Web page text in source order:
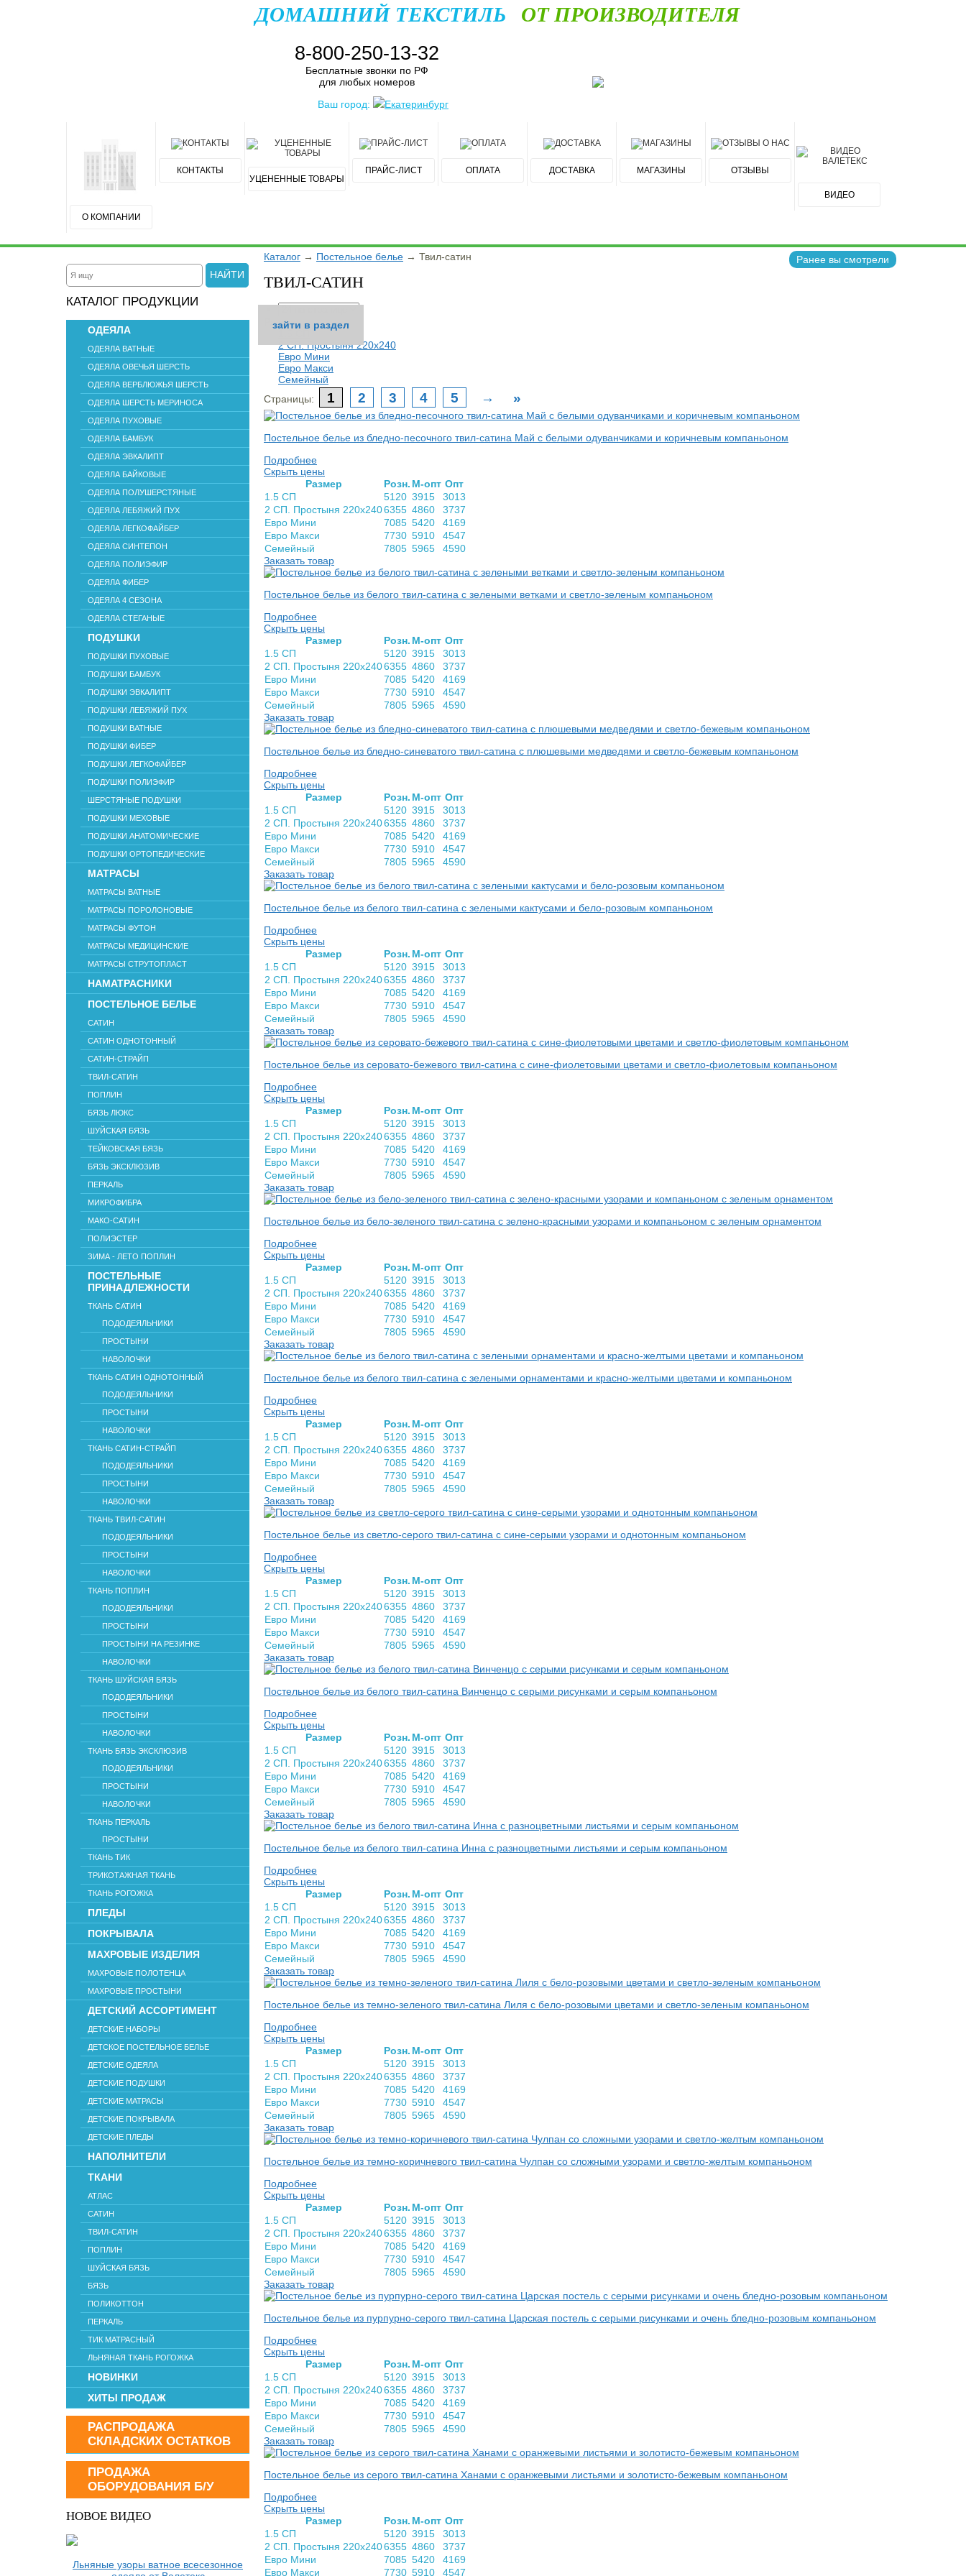
ДОМАШНИЙ ТЕКСТИЛЬ ОТ ПРОИЗВОДИТЕЛЯ
8-800-250-13-32
Бесплатные звонки по РФ
для любых номеров
Ваш город:
Екатеринбург
О КОМПАНИИ
КОНТАКТЫ
УЦЕНЕННЫЕ ТОВАРЫ
ПРАЙС-ЛИСТ ОПЛАТА ДОСТАВКА МАГАЗИНЫ ОТЗЫВЫ
ВИДЕО
НАЙТИ
КАТАЛОГ ПРОДУКЦИИ
ОДЕЯЛА
ОДЕЯЛА ВАТНЫЕ
ОДЕЯЛА ОВЕЧЬЯ ШЕРСТЬ
ОДЕЯЛА ВЕРБЛЮЖЬЯ ШЕРСТЬ
ОДЕЯЛА ШЕРСТЬ МЕРИНОСА
ОДЕЯЛА ПУХОВЫЕ
ОДЕЯЛА БАМБУК
ОДЕЯЛА ЭВКАЛИПТ
ОДЕЯЛА БАЙКОВЫЕ
ОДЕЯЛА ПОЛУШЕРСТЯНЫЕ
ОДЕЯЛА ЛЕБЯЖИЙ ПУХ
ОДЕЯЛА ЛЕГКОФАЙБЕР
ОДЕЯЛА СИНТЕПОН
ОДЕЯЛА ПОЛИЭФИР
ОДЕЯЛА ФИБЕР
ОДЕЯЛА 4 СЕЗОНА
ОДЕЯЛА СТЕГАНЫЕ
ПОДУШКИ
ПОДУШКИ ПУХОВЫЕ
ПОДУШКИ БАМБУК
ПОДУШКИ ЭВКАЛИПТ
ПОДУШКИ ЛЕБЯЖИЙ ПУХ
ПОДУШКИ ВАТНЫЕ
ПОДУШКИ ФИБЕР
ПОДУШКИ ЛЕГКОФАЙБЕР
ПОДУШКИ ПОЛИЭФИР
ШЕРСТЯНЫЕ ПОДУШКИ
ПОДУШКИ МЕХОВЫЕ
ПОДУШКИ АНАТОМИЧЕСКИЕ
ПОДУШКИ ОРТОПЕДИЧЕСКИЕ
МАТРАСЫ
МАТРАСЫ ВАТНЫЕ
МАТРАСЫ ПОРОЛОНОВЫЕ
МАТРАСЫ ФУТОН
МАТРАСЫ МЕДИЦИНСКИЕ
МАТРАСЫ СТРУТОПЛАСТ
НАМАТРАСНИКИ
ПОСТЕЛЬНОЕ БЕЛЬЕ
САТИН
САТИН ОДНОТОННЫЙ
САТИН-СТРАЙП
ТВИЛ-САТИН
ПОПЛИН
БЯЗЬ ЛЮКС
ШУЙСКАЯ БЯЗЬ
ТЕЙКОВСКАЯ БЯЗЬ
БЯЗЬ ЭКСКЛЮЗИВ
ПЕРКАЛЬ
МИКРОФИБРА
МАКО-САТИН
ПОЛИЭСТЕР
ЗИМА - ЛЕТО ПОПЛИН
ПОСТЕЛЬНЫЕ
ПРИНАДЛЕЖНОСТИ
ТКАНЬ САТИН
ПОДОДЕЯЛЬНИКИ
ПРОСТЫНИ
НАВОЛОЧКИ
ТКАНЬ САТИН ОДНОТОННЫЙ
ПОДОДЕЯЛЬНИКИ
ПРОСТЫНИ
НАВОЛОЧКИ
ТКАНЬ САТИН-СТРАЙП
ПОДОДЕЯЛЬНИКИ
ПРОСТЫНИ
НАВОЛОЧКИ
ТКАНЬ ТВИЛ-САТИН
ПОДОДЕЯЛЬНИКИ
ПРОСТЫНИ
НАВОЛОЧКИ
ТКАНЬ ПОПЛИН
ПОДОДЕЯЛЬНИКИ
ПРОСТЫНИ
ПРОСТЫНИ НА РЕЗИНКЕ
НАВОЛОЧКИ
ТКАНЬ ШУЙСКАЯ БЯЗЬ
ПОДОДЕЯЛЬНИКИ
ПРОСТЫНИ
НАВОЛОЧКИ
ТКАНЬ БЯЗЬ ЭКСКЛЮЗИВ
ПОДОДЕЯЛЬНИКИ
ПРОСТЫНИ
НАВОЛОЧКИ
ТКАНЬ ПЕРКАЛЬ
ПРОСТЫНИ
ТКАНЬ ТИК
ТРИКОТАЖНАЯ ТКАНЬ
ТКАНЬ РОГОЖКА
ПЛЕДЫ
ПОКРЫВАЛА
МАХРОВЫЕ ИЗДЕЛИЯ
МАХРОВЫЕ ПОЛОТЕНЦА
МАХРОВЫЕ ПРОСТЫНИ
ДЕТСКИЙ АССОРТИМЕНТ
ДЕТСКИЕ НАБОРЫ
ДЕТСКОЕ ПОСТЕЛЬНОЕ БЕЛЬЕ
ДЕТСКИЕ ОДЕЯЛА
ДЕТСКИЕ ПОДУШКИ
ДЕТСКИЕ МАТРАСЫ
ДЕТСКИЕ ПОКРЫВАЛА
ДЕТСКИЕ ПЛЕДЫ
НАПОЛНИТЕЛИ
ТКАНИ
АТЛАС
САТИН
ТВИЛ-САТИН
ПОПЛИН
ШУЙСКАЯ БЯЗЬ
БЯЗЬ
ПОЛИКОТТОН
ПЕРКАЛЬ
ТИК МАТРАСНЫЙ
ЛЬНЯНАЯ ТКАНЬ РОГОЖКА
НОВИНКИ
ХИТЫ ПРОДАЖ
РАСПРОДАЖА
СКЛАДСКИХ ОСТАТКОВ
ПРОДАЖА
ОБОРУДОВАНИЯ Б/У
НОВОЕ ВИДЕО
Льняные узоры ватное всесезонное
Каталог → Постельное белье → Твил-сатин Ранее вы смотрели
ТВИЛ-САТИН
Размер
2 СП. Простыня 220х240
Евро Мини
Евро Макси
Семейный
Страницы:
1 2 3 4 5 → »
Постельное белье из бледно-песочного твил-сатина Май с белыми одуванчиками и коричневым компаньоном
Подробнее
зайти в раздел
Скрыть цены
Раз­мер
Розн. М-опт Опт
1.5 СП
5120 3915
3013
2 СП. Простыня 220х2406355 4860
3737
Евро Мини
7085 5420
4169
Евро Макси
7730 5910
4547
Семейный
7805 5965
4590
Заказать товар
Постельное белье из белого твил-сатина с зелеными ветками и светло-зеленым компаньоном
Подробнее
зайти в раздел
Скрыть цены
Раз­мер
Розн. М-опт Опт
1.5 СП
5120 3915
3013
2 СП. Простыня 220х2406355 4860
3737
Евро Мини
7085 5420
4169
Евро Макси
7730 5910
4547
Семейный
7805 5965
4590
Заказать товар
Постельное белье из бледно-синеватого твил-сатина с плюшевыми медведями и светло-бежевым компаньоном
Подробнее
зайти в раздел
Скрыть цены
Раз­мер
Розн. М-опт Опт
1.5 СП
5120 3915
3013
2 СП. Простыня 220х2406355 4860
3737
Евро Мини
7085 5420
4169
Евро Макси
7730 5910
4547
Семейный
7805 5965
4590
Заказать товар
Постельное белье из белого твил-сатина с зелеными кактусами и бело-розовым компаньоном
Подробнее
зайти в раздел
Скрыть цены
Раз­мер
Розн. М-опт Опт
1.5 СП
5120 3915
3013
2 СП. Простыня 220х2406355 4860
3737
Евро Мини
7085 5420
4169
Евро Макси
7730 5910
4547
Семейный
7805 5965
4590
Заказать товар
Постельное белье из серовато-бежевого твил-сатина с сине-фиолетовыми цветами и светло-фиолетовым компаньоном
Подробнее
зайти в раздел
Скрыть цены
Раз­мер
Розн. М-опт Опт
1.5 СП
5120 3915
3013
2 СП. Простыня 220х2406355 4860
3737
Евро Мини
7085 5420
4169
Евро Макси
7730 5910
4547
Семейный
7805 5965
4590
Заказать товар
Постельное белье из бело-зеленого твил-сатина с зелено-красными узорами и компаньоном с зеленым орнаментом
Подробнее
зайти в раздел
Скрыть цены
Раз­мер
Розн. М-опт Опт
1.5 СП
5120 3915
3013
2 СП. Простыня 220х2406355 4860
3737
Евро Мини
7085 5420
4169
Евро Макси
7730 5910
4547
Семейный
7805 5965
4590
Заказать товар
Постельное белье из белого твил-сатина с зелеными орнаментами и красно-желтыми цветами и компаньоном
Подробнее
зайти в раздел
Скрыть цены
Раз­мер
Розн. М-опт Опт
1.5 СП
5120 3915
3013
2 СП. Простыня 220х2406355 4860
3737
Евро Мини
7085 5420
4169
Евро Макси
7730 5910
4547
Семейный
7805 5965
4590
Заказать товар
Постельное белье из светло-серого твил-сатина с сине-серыми узорами и однотонным компаньоном
Подробнее
зайти в раздел
Скрыть цены
Раз­мер
Розн. М-опт Опт
1.5 СП
5120 3915
3013
2 СП. Простыня 220х2406355 4860
3737
Евро Мини
7085 5420
4169
Евро Макси
7730 5910
4547
Семейный
7805 5965
4590
Заказать товар
Постельное белье из белого твил-сатина Винченцо с серыми рисунками и серым компаньоном
Подробнее
зайти в раздел
Скрыть цены
Раз­мер
Розн. М-опт Опт
1.5 СП
5120 3915
3013
2 СП. Простыня 220х2406355 4860
3737
Евро Мини
7085 5420
4169
Евро Макси
7730 5910
4547
Семейный
7805 5965
4590
Заказать товар
Постельное белье из белого твил-сатина Инна с разноцветными листьями и серым компаньоном
Подробнее
зайти в раздел
Скрыть цены
Раз­мер
Розн. М-опт Опт
1.5 СП
5120 3915
3013
2 СП. Простыня 220х2406355 4860
3737
Евро Мини
7085 5420
4169
Евро Макси
7730 5910
4547
Семейный
7805 5965
4590
Заказать товар
Постельное белье из темно-зеленого твил-сатина Лиля с бело-розовыми цветами и светло-зеленым компаньоном
Подробнее
зайти в раздел
Скрыть цены
Раз­мер
Розн. М-опт Опт
1.5 СП
5120 3915
3013
2 СП. Простыня 220х2406355 4860
3737
Евро Мини
7085 5420
4169
Евро Макси
7730 5910
4547
Семейный
7805 5965
4590
Заказать товар
Постельное белье из темно-коричневого твил-сатина Чулпан со сложными узорами и светло-желтым компаньоном
Подробнее
зайти в раздел
Скрыть цены
Раз­мер
Розн. М-опт Опт
1.5 СП
5120 3915
3013
2 СП. Простыня 220х2406355 4860
3737
Евро Мини
7085 5420
4169
Евро Макси
7730 5910
4547
Семейный
7805 5965
4590
Заказать товар
Постельное белье из пурпурно-серого твил-сатина Царская постель с серыми рисунками и очень бледно-розовым компаньоном
Подробнее
зайти в раздел
Скрыть цены
Раз­мер
Розн. М-опт Опт
1.5 СП
5120 3915
3013
2 СП. Простыня 220х2406355 4860
3737
Евро Мини
7085 5420
4169
Евро Макси
7730 5910
4547
Семейный
7805 5965
4590
Заказать товар
Постельное белье из серого твил-сатина Ханами с оранжевыми листьями и золотисто-бежевым компаньоном
Подробнее
зайти в раздел
Скрыть цены
Раз­мер
Розн. М-опт Опт
1.5 СП
5120 3915
3013
2 СП. Простыня 220х2406355 4860
3737
Евро Мини
7085 5420
4169
Евро Макси
7730 5910 4547
зайти в раздел
зайти в раздел
зайти в раздел
зайти в раздел
зайти в раздел
зайти в раздел
зайти в раздел
зайти в раздел
зайти в раздел
зайти в раздел